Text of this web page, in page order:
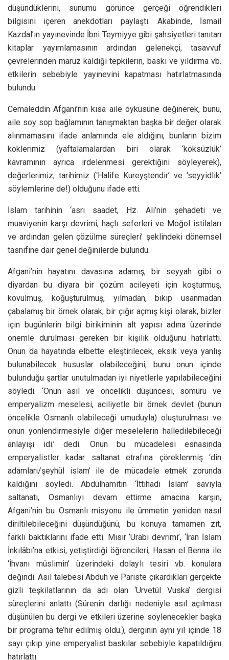
düşündüklerini, sunumu görünce gerçeği öğrendikleri
bilgisini içeren anekdotları paylaştı. Akabinde, İsmail
Kazdal’ın yayınevinde İbni Teymiyye gibi şahsiyetleri tanıtan
kitaplar yayımlamasının ardından gelenekçi, tasavvuf
çevrelerinden maruz kaldığı tepkilerin, baskı ve yıldırma vb.
etkilerin sebebiyle yayınevini kapatması hatırlatmasında
bulundu.
Cemaleddin Afgani’nin kısa aile öyküsüne değinerek, bunu,
aile soy sop bağlamının tanışmaktan başka bir değer olarak
alınmamasını ifade anlamında ele aldığını, bunların bizim
köklerimiz (yaftalamalardan biri olarak ‘köksüzlük’
kavramının ayrıca irdelenmesi gerektiğini söyleyerek),
değerlerimiz, tarihimiz (‘Halife Kureyştendir’ ve ‘seyyidlik’
söylemlerine de!) olduğunu ifade etti.
İslam tarihinin ‘asrı saadet, Hz. Ali’nin şehadeti ve
muaviyenin karşı devrimi, haçlı seferleri ve Moğol istilaları
ve ardından gelen çözülme süreçleri’ şeklindeki dönemsel
tasnifine dair genel değinilerde bulundu.
Afgani’nin hayatını davasına adamış, bir seyyah gibi o
diyardan bu diyara bir çözüm acileyeti için koşturmuş,
kovulmuş, koğuşturulmuş, yılmadan, bıkıp usanmadan
çabalamış bir örnek olarak, bir çığır açmış kişi olarak, bizler
için bugünlerin bilgi birikiminin alt yapısı adına üzerinde
önemle durulması gereken bir kişilik olduğunu hatırlattı.
Onun da hayatında elbette eleştirilecek, eksik veya yanlış
bulunabilecek hususlar olabileceğini, bunu onun içinde
bulunduğu şartlar unutulmadan iyi niyetlerle yapılabileceğini
söyledi. ‘Onun asıl ve öncelikli düşüncesi, sömürü ve
emperyalizm meselesi, aciliyetle bir örnek devlet (bunun
öncelikle Osmanlı olabileceği umuduyla) oluşturulması ve
onun yönlendirmesiyle diğer meselelerin halledilebileceği
anlayışı idi.’ dedi. Onun bu mücadelesi esnasında
emperyalistler kadar saltanat etrafına çöreklenmiş ‘din
adamları/şeyhül islam’ ile de mücadele etmek zorunda
kaldığını söyledi. Abdülhamitin ‘İttihadı İslam’ savıyla
saltanatı, Osmanlıyı devam ettirme amacına karşın,
Afgani’nin bu Osmanlı misyonu ile ümmetin yeniden nasıl
diriltilebileceğini düşündüğünü, bu konuya tamamen zıt,
farklı baktıklarını ifade etti. Mısır ‘Urabi devrimi’, ‘İran İslam
İnkılâbı’na etkisi, yetiştirdiği öğrencileri, Hasan el Benna ile
‘İhvanı müslimin’ üzerindeki dolaylı tesiri vb. konulara
değindi. Asıl talebesi Abduh ve Pariste çıkardıkları gerçekte
gizli teşkilatlarının da adı olan ‘Urvetül Vuska’ dergisi
süreçlerini anlattı (Sürenin darlığı nedeniyle asıl açılması
düşünülen bu dergi ve etkileri üzerine söylenecekler başka
bir programa te’hir edilmiş oldu.), derginin aynı yıl içinde 18
sayı çıkıp yine emperyalist baskılar sebebiyle kapatıldığını
hatırlattı.